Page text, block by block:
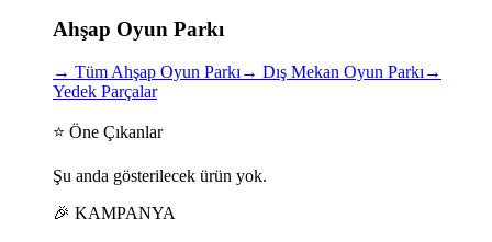
Ahşap Oyun Parkı
→ Tüm Ahşap Oyun Parkı → Dış Mekan Oyun Parkı →
Yedek Parçalar
⭐ Öne Çıkanlar
Şu anda gösterilecek ürün yok.
🎉 KAMPANYA